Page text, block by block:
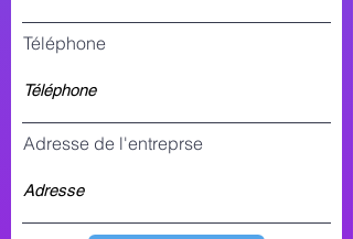
Téléphone
Adresse de l'entreprse